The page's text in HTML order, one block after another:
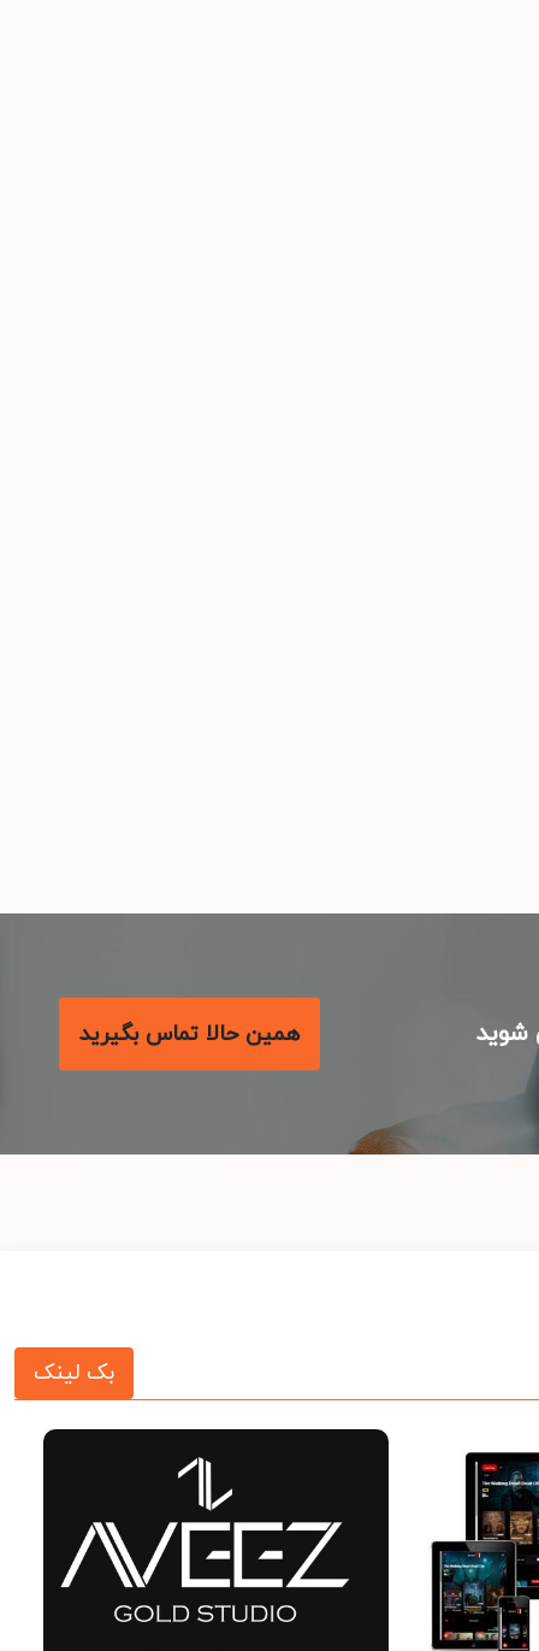
همین حالا تماس بگیرید
بک لینک